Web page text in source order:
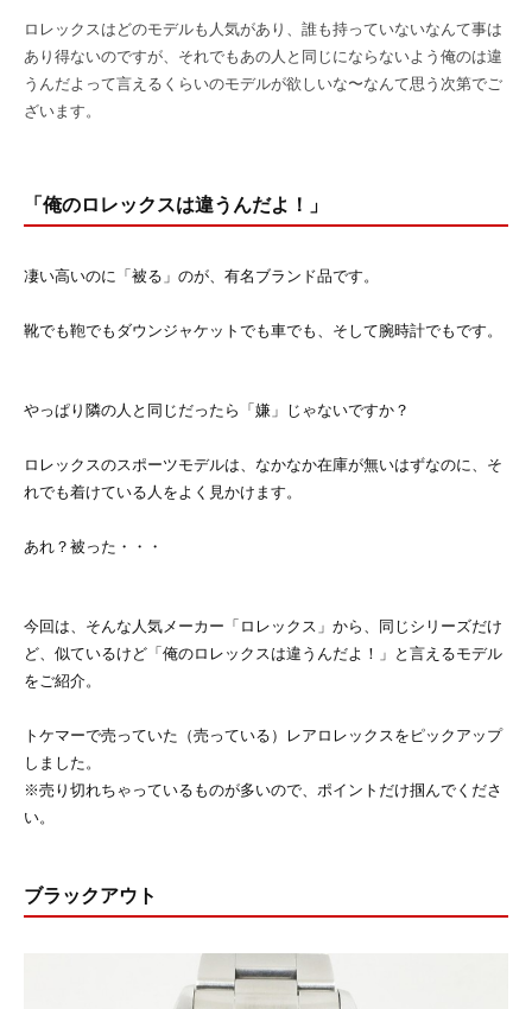
ロレックスはどのモデルも人気があり、誰も持っていないなんて事は
あり得ないのですが、それでもあの人と同じにならないよう俺のは違
うんだよって言えるくらいのモデルが欲しいな〜なんて思う次第でご
ざいます。
「俺のロレックスは違うんだよ！」
凄い高いのに「被る」のが、有名ブランド品です。
靴でも鞄でもダウンジャケットでも車でも、そして腕時計でもです。
やっぱり隣の人と同じだったら「嫌」じゃないですか？
ロレックスのスポーツモデルは、なかなか在庫が無いはずなのに、そ
れでも着けている人をよく見かけます。
あれ？被った・・・
今回は、そんな人気メーカー「ロレックス」から、同じシリーズだけ
ど、似ているけど「俺のロレックスは違うんだよ！」と言えるモデル
をご紹介。
トケマーで売っていた（売っている）レアロレックスをピックアップ
しました。
※売り切れちゃっているものが多いので、ポイントだけ掴んでくださ
い。
ブラックアウト